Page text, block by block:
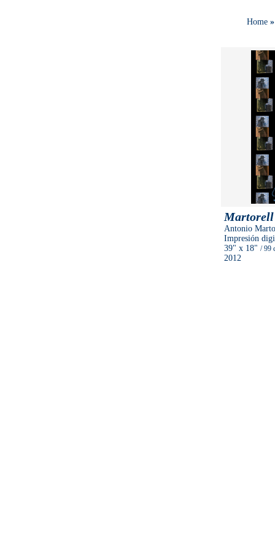
Home »
Martorell
Antonio
Impresión
39" x 18" / 99
2012